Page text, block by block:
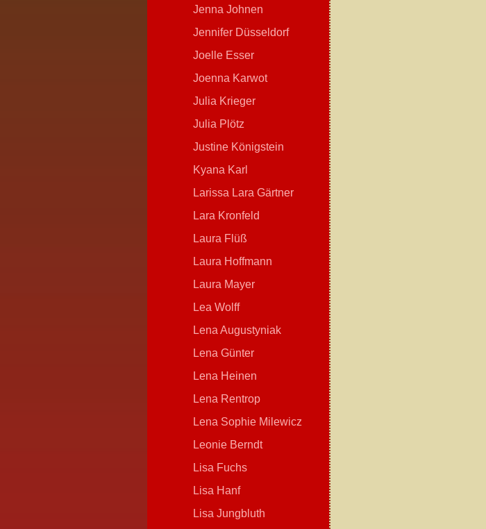
Jenna Johnen
Jennifer Düsseldorf
Joelle Esser
Joenna Karwot
Julia Krieger
Julia Plötz
Justine Königstein
Kyana Karl
Larissa Lara Gärtner
Lara Kronfeld
Laura Flüß
Laura Hoffmann
Laura Mayer
Lea Wolff
Lena Augustyniak
Lena Günter
Lena Heinen
Lena Rentrop
Lena Sophie Milewicz
Leonie Berndt
Lisa Fuchs
Lisa Hanf
Lisa Jungbluth